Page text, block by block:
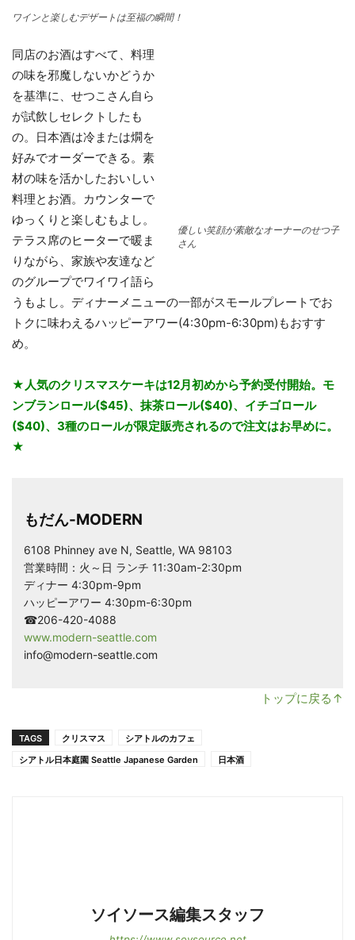
ワインと楽しむデザートは至福の瞬間！
優しい笑顔が素敵なオーナーのせつ子
さん
同店のお酒はすべて、料理
の味を邪魔しないかどうか
を基準に、せつこさん自ら
が試飲しセレクトしたも
の。日本酒は冷または燗を
好みでオーダーできる。素
材の味を活かしたおいしい
料理とお酒。カウンターで
ゆっくりと楽しむもよし。
テラス席のヒーターで暖ま
りながら、家族や友達など
のグループでワイワイ語ら
うもよし。ディナーメニューの一部がスモールプレートでお
トクに味わえるハッピーアワー(4:30pm-6:30pm)もおすす
め。
★人気のクリスマスケーキは12月初めから予約受付開始。モ
ンブランロール($45)、抹茶ロール($40)、イチゴロール
($40)、3種のロールが限定販売されるので注文はお早めに。
★
もだん-MODERN
6108 Phinney ave N, Seattle, WA 98103
営業時間：火～日 ランチ 11:30am-2:30pm
ディナー 4:30pm-9pm
ハッピーアワー 4:30pm-6:30pm
☎206-420-4088
www.modern-seattle.com
info@modern-seattle.com
トップに戻る↑
TAGS クリスマス
シアトルのカフェ
シアトル日本庭園 Seattle Japanese Garden
日本酒
ソイソース編集スタッフ